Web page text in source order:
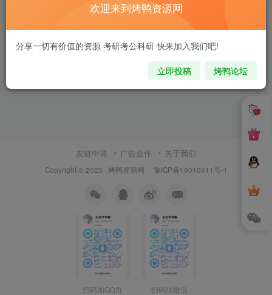
友链申请 广告合作 关于我们
Copyright © 2023 · 烤鸭资源网 · 豫ICP备19010611号-1
扫码加QQ群 扫码加微信
欢迎来到烤鸭资源网
分享一切有价值的资源 考研考公科研 快来加入我们吧!
立即投稿 烤鸭论坛